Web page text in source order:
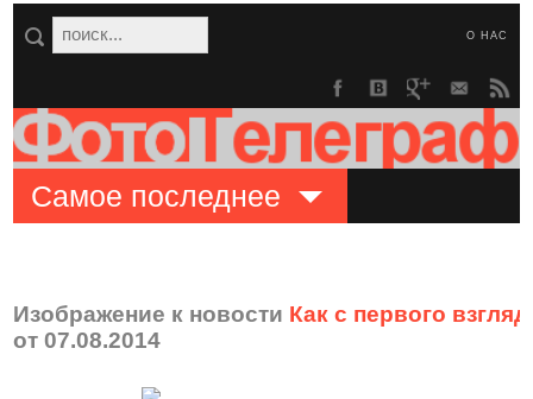
О НАС
Самое последнее
Изображение к новости Как с первого
от 07.08.2014